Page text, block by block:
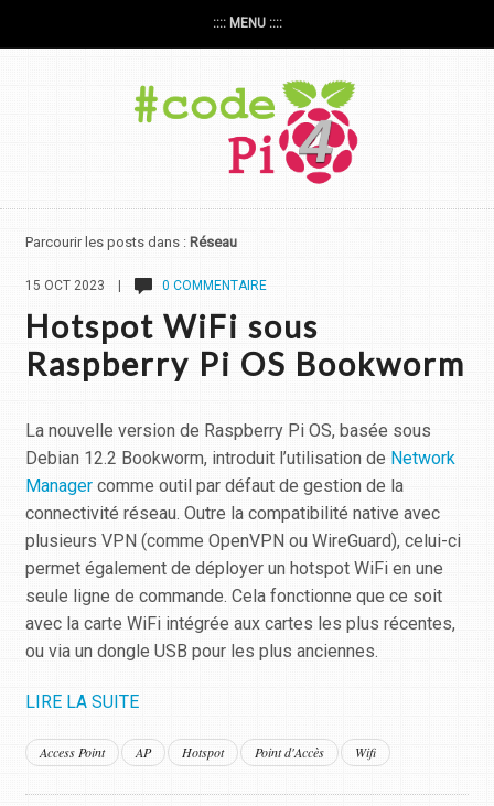
:::: MENU ::::
Parcourir les posts dans : Réseau
15 OCT 2023 | 0 COMMENTAIRE
Hotspot WiFi sous
Raspberry Pi OS Bookworm
La nouvelle version de Raspberry Pi OS, basée sous
Debian 12.2 Bookworm, introduit l’utilisation de Network
Managercomme outil par défaut de gestion de la
connectivité réseau. Outre la compatibilité native avec
plusieurs VPN (comme OpenVPN ou WireGuard), celui-ci
permet également de déployer un hotspot WiFi en une
seule ligne de commande. Cela fonctionne que ce soit
avec la carte WiFi intégrée aux cartes les plus récentes,
ou via un dongle USB pour les plus anciennes.
LIRE LA SUITE
Access Point AP Hotspot Point d'Accès Wifi